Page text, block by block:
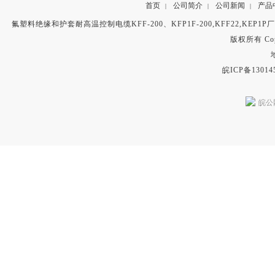
首页 | 公司简介 | 公司新闻 | 产品
氟塑料绝缘和护套耐高温控制电缆KFF-200、KFP1F-200,KFF22,KEP1P
版权所有
皖ICP备
皖公